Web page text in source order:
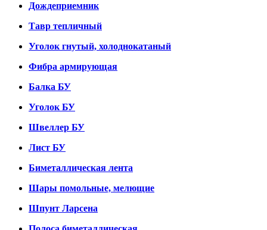
Дождеприемник
Тавр тепличный
Уголок гнутый, холоднокатаный
Фибра армирующая
Балка БУ
Уголок БУ
Швеллер БУ
Лист БУ
Биметаллическая лента
Шары помольные, мелющие
Шпунт Ларсена